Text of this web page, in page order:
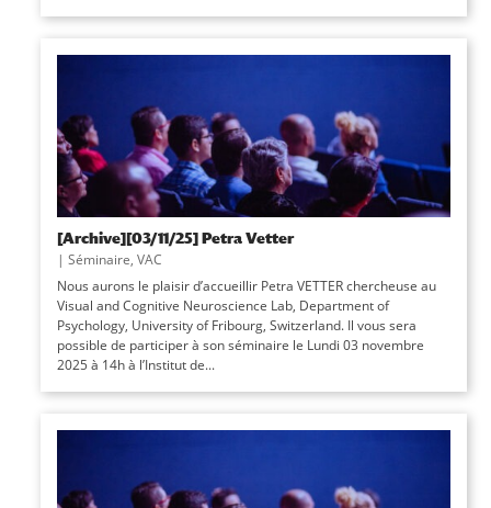
[Archive][03/11/25] Petra Vetter
| Séminaire, VAC
Nous aurons le plaisir d’accueillir Petra VETTER chercheuse au
Visual and Cognitive Neuroscience Lab, Department of
Psychology, University of Fribourg, Switzerland. Il vous sera
possible de participer à son séminaire le Lundi 03 novembre
2025 à 14h à l’Institut de...